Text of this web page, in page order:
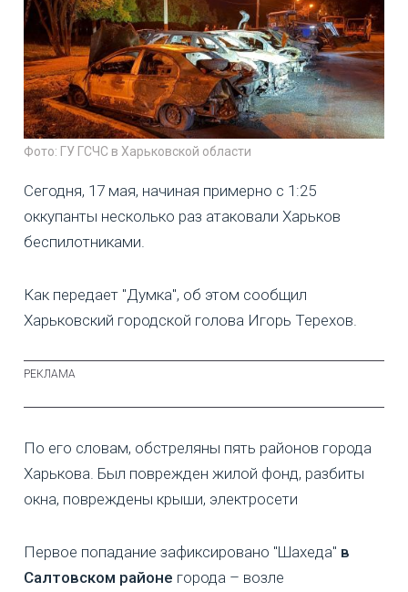
Фото: ГУ ГСЧС в Харьковской области
Сегодня, 17 мая, начиная примерно с 1:25
оккупанты несколько раз атаковали Харьков
беспилотниками.
Как передает "Думка", об этом сообщил
Харьковский городской голова Игорь Терехов.
По его словам, обстреляны пять районов города
Харькова. Был поврежден жилой фонд, разбиты
окна, повреждены крыши, электросети
Первое попадание зафиксировано "Шахеда" в
Салтовском районе города – возле